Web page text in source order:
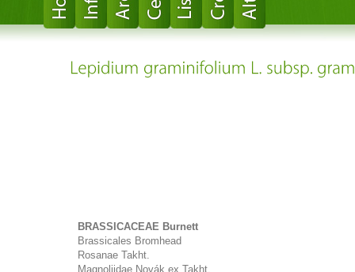
BRASSICACEAE Burnett
Brassicales Bromhead
Rosanae Takht.
Magnoliidae Novák ex Takht.